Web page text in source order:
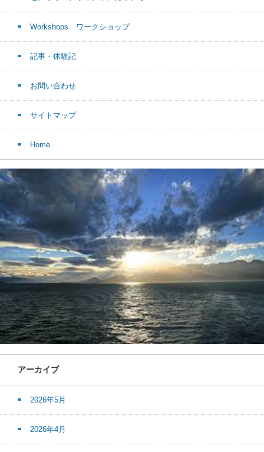
Workshops ワークショップ
記事・体験記
お問い合わせ
サイトマップ
Home
アーカイブ
2026年5月
2026年4月